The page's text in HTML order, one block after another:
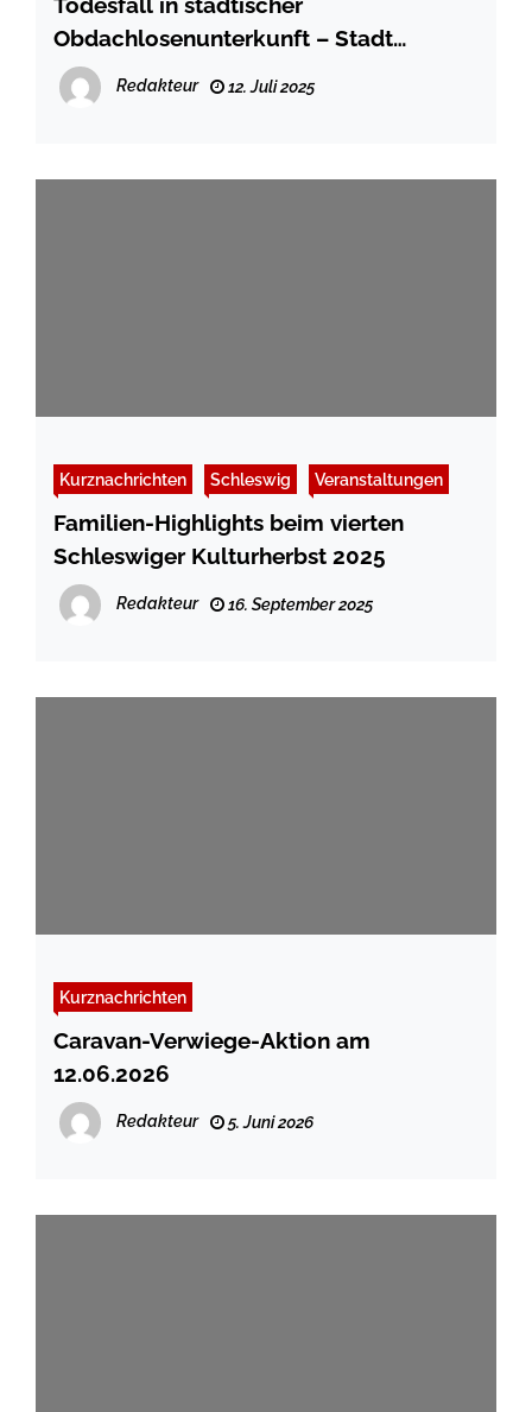
Obdachlosenunterkunft – Stadt
Schleswig ergreift Sofortmaßnahmen
Redakteur 12. Juli 2025
Kurznachrichten Schleswig Veranstaltungen
Familien-Highlights beim vierten
Schleswiger Kulturherbst 2025
Redakteur 16. September 2025
Kurznachrichten
Caravan-Verwiege-Aktion am
12.06.2026
Redakteur 5. Juni 2026